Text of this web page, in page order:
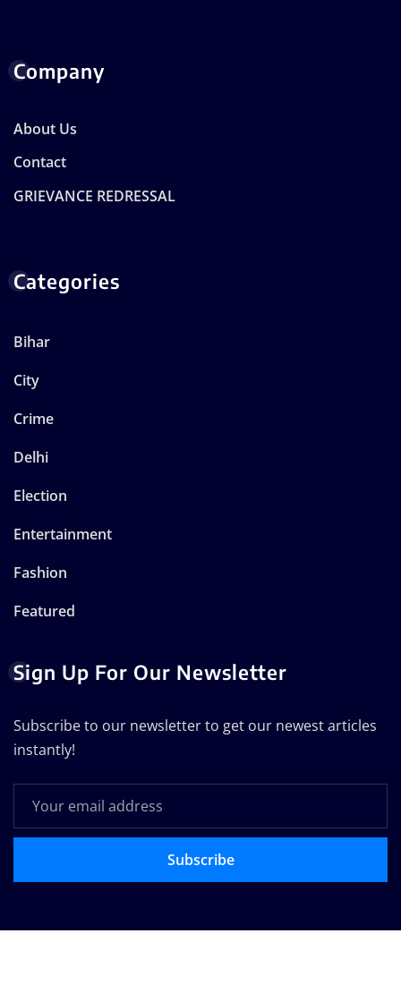
Company
About Us
Contact
GRIEVANCE REDRESSAL
Categories
Bihar
City
Crime
Delhi
Election
Entertainment
Fashion
Featured
Sign Up For Our Newsletter
Subscribe to our newsletter to get our newest articles
instantly!
Subscribe